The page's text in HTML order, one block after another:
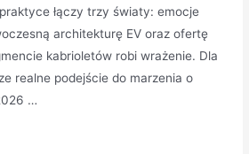
łączy trzy światy: emocje
architekturę EV oraz ofertę
kabrioletów robi wrażenie. Dla
realne podejście do marzenia o
…